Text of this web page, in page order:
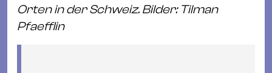
Orten in der Schweiz. Bilder: Tilman
Pfaefflin